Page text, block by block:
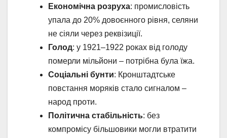
Економічна розруха: промисловість
упала до 20% довоєнного рівня, селяни
не сіяли через реквізиції.
Голод: у 1921–1922 роках від голоду
померли мільйони – потрібна була їжа.
Соціальні бунти: Кронштадтське
повстання моряків стало сигналом –
народ проти.
Політична стабільність: без
компромісу більшовики могли втратити